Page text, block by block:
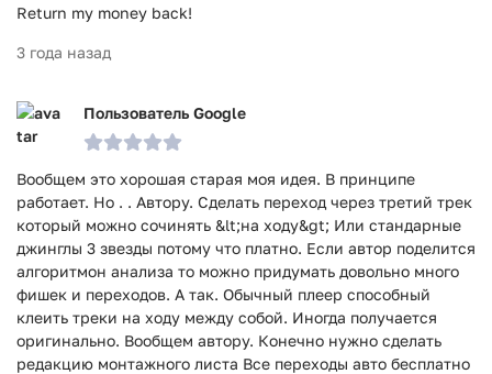
Return my money back!
3 года назад
Пользователь Google
Вообщем это хорошая старая моя идея. В принципе
работает. Но . . Автору. Сделать переход через третий трек
который можно сочинять &lt;на ходу&gt; Или стандарные
джинглы 3 звезды потому что платно. Если автор поделится
алгоритмон анализа то можно придумать довольно много
фишек и переходов. А так. Обычный плеер способный
клеить треки на ходу между собой. Иногда получается
оригинально. Вообщем автору. Конечно нужно сделать
редакцию монтажного листа Все переходы авто бесплатно